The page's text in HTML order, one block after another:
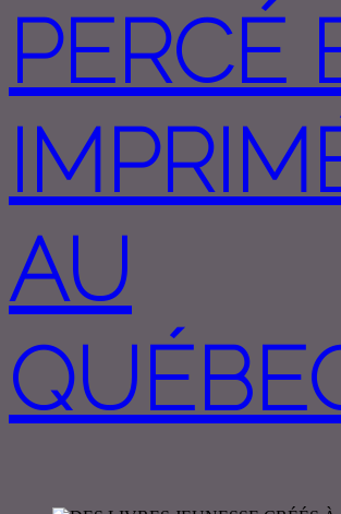
PERCÉ
AU